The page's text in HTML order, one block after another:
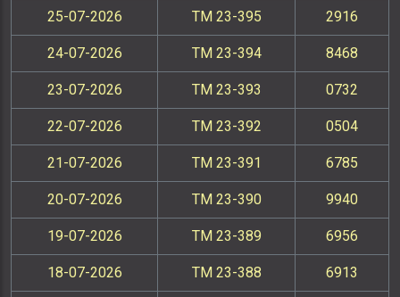
25-07-2026 TM 23-395 2916
24-07-2026 TM 23-394 8468
23-07-2026 TM 23-393 0732
22-07-2026 TM 23-392 0504
21-07-2026 TM 23-391 6785
20-07-2026 TM 23-390 9940
19-07-2026 TM 23-389 6956
18-07-2026 TM 23-388 6913